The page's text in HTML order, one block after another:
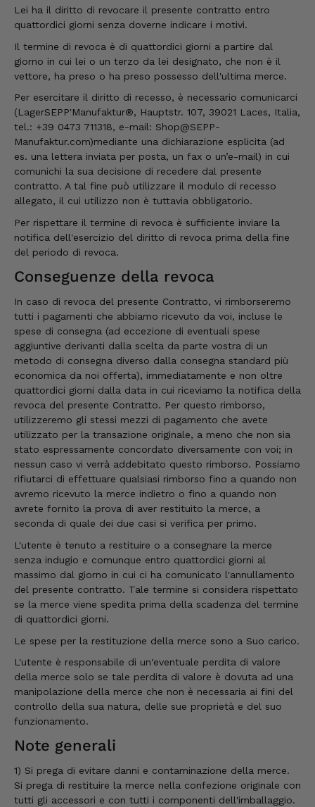
Lei ha il diritto di revocare il presente contratto entro
quattordici giorni senza doverne indicare i motivi.
Il termine di revoca è di quattordici giorni a partire dal
giorno in cui lei o un terzo da lei designato, che non è il
vettore, ha preso o ha preso possesso dell'ultima merce.
Per esercitare il diritto di recesso, è necessario comunicarci
(LagerSEPP'Manufaktur®, Hauptstr. 107, 39021 Laces, Italia,
tel.: +39 0473 711318, e-mail: Shop@SEPP-
Manufaktur.com)mediante una dichiarazione esplicita (ad
es. una lettera inviata per posta, un fax o un’e-mail) in cui
comunichi la sua decisione di recedere dal presente
contratto. A tal fine può utilizzare il modulo di recesso
allegato, il cui utilizzo non è tuttavia obbligatorio.
Per rispettare il termine di revoca è sufficiente inviare la
notifica dell'esercizio del diritto di revoca prima della fine
del periodo di revoca.
Conseguenze della revoca
In caso di revoca del presente Contratto, vi rimborseremo
tutti i pagamenti che abbiamo ricevuto da voi, incluse le
spese di consegna (ad eccezione di eventuali spese
aggiuntive derivanti dalla scelta da parte vostra di un
metodo di consegna diverso dalla consegna standard più
economica da noi offerta), immediatamente e non oltre
quattordici giorni dalla data in cui riceviamo la notifica della
revoca del presente Contratto. Per questo rimborso,
utilizzeremo gli stessi mezzi di pagamento che avete
utilizzato per la transazione originale, a meno che non sia
stato espressamente concordato diversamente con voi; in
nessun caso vi verrà addebitato questo rimborso. Possiamo
rifiutarci di effettuare qualsiasi rimborso fino a quando non
avremo ricevuto la merce indietro o fino a quando non
avrete fornito la prova di aver restituito la merce, a
seconda di quale dei due casi si verifica per primo.
L'utente è tenuto a restituire o a consegnare la merce
senza indugio e comunque entro quattordici giorni al
massimo dal giorno in cui ci ha comunicato l'annullamento
del presente contratto. Tale termine si considera rispettato
se la merce viene spedita prima della scadenza del termine
di quattordici giorni.
Le spese per la restituzione della merce sono a Suo carico.
L'utente è responsabile di un'eventuale perdita di valore
della merce solo se tale perdita di valore è dovuta ad una
manipolazione della merce che non è necessaria ai fini del
controllo della sua natura, delle sue proprietà e del suo
funzionamento.
Note generali
1) Si prega di evitare danni e contaminazione della merce.
Si prega di restituire la merce nella confezione originale con
tutti gli accessori e con tutti i componenti dell'imballaggio.